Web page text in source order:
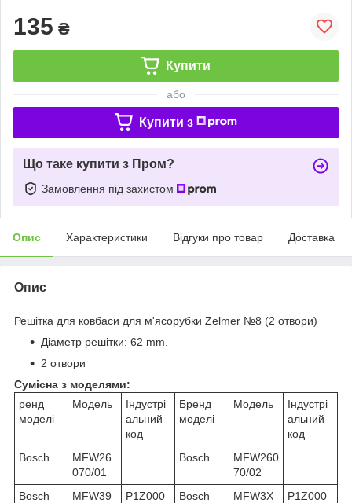
135 ₴
Купити
або
Купити з
Що таке купити з Пром?
Замовлення під захистом
Опис Характеристики Відгуки про товар Доставка
Опис
Решітка для ковбаси для м'ясорубки Zelmer №8 (2 отвори)
Діаметр решітки: 62 mm.
2 отвори
Сумісна з моделями:
ренд
моделі
Модель
Індустрі
альний
код
Бренд
моделі
Модель
Індустрі
альний
код
Bosch
MFW26
070/01
Bosch
MFW260
70/02
Bosch
MFW39
P1Z000
Bosch
MFW3X
P1Z000